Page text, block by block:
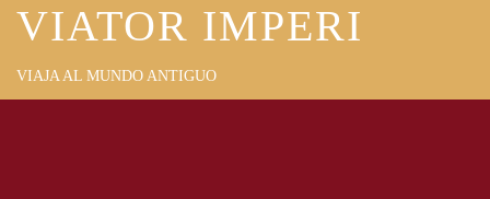
VIATOR IMPERI
VIAJA AL MUNDO ANTIGUO